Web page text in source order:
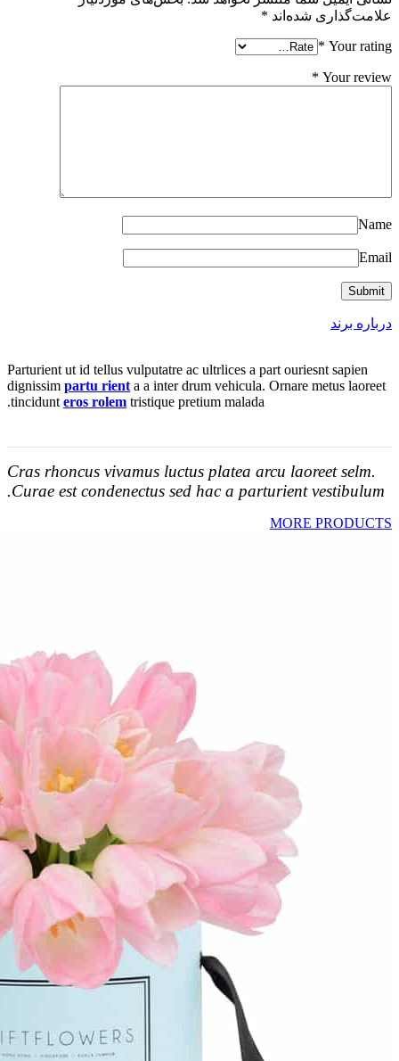
علامت‌گذاری شده‌اند *
Your rating
*
Your review
*
Name
Email
درباره برند
Parturient ut id tellus vulputatre ac ultrlices a part ouriesnt sapien
dignissim partu rient a a inter drum vehicula. Ornare metus laoreet
tincidunt eros rolem tristique pretium malada.
Cras rhoncus vivamus luctus platea arcu laoreet selm.
Curae est condenectus sed hac a parturient vestibulum.
MORE PRODUCTS